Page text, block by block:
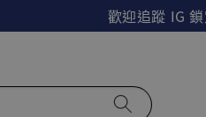
歡迎追蹤 IG